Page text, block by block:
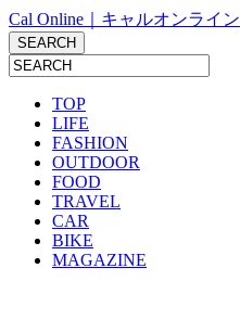
Cal Online｜キャルオンライン
TOP
LIFE
FASHION
OUTDOOR
FOOD
TRAVEL
CAR
BIKE
MAGAZINE